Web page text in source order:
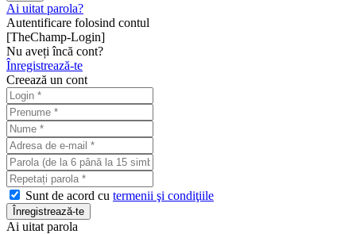
Ai uitat parola?
Autentificare folosind contul
[TheChamp-Login]
Nu aveți încă cont?
Înregistrează-te
Creează un cont
Sunt de acord cu termenii şi condiţiile
Ai uitat parola